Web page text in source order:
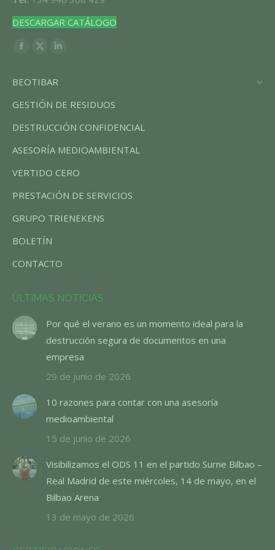
DESCARGAR CATÁLOGO
Encuéntranos en:
Facebook
opens
in
window
X
opens
in
window
Linkedin
opens
in
window
BEOTIBAR
GESTIÓN DE RESIDUOS
DESTRUCCIÓN CONFIDENCIAL
ASESORÍA MEDIOAMBIENTAL
VERTIDO CERO
PRESTACIÓN DE SERVICIOS
GRUPO TRIENEKENS
BOLETÍN
CONTACTO
ÚLTIMAS NOTICIAS
Por qué el verano es un momento ideal para la
destrucción segura de documentos en una
empresa
29 de junio de 2026
10 razones para contar con una asesoría
medioambiental
15 de junio de 2026
Visibilizamos el ODS 11 en el partido Surne Bilbao –
Real Madrid de este miércoles, 14 de mayo, en el
Bilbao Arena
13 de mayo de 2026